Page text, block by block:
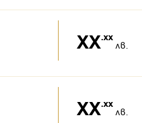
XX.xx
лв.
XX.xx
лв.